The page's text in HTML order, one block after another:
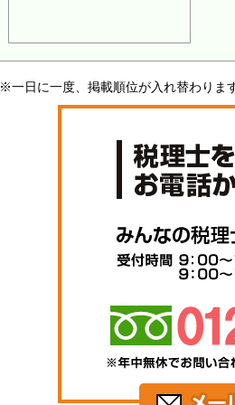
※一日に一度、掲載順位が入れ替わりま